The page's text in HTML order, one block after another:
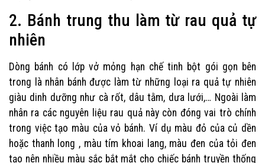
2. Bánh trung thu làm từ rau quả tự
nhiên
Dòng bánh có lớp vở mỏng hạn chế tinh bột gói gọn bên
trong là nhân bánh được làm từ những loại ra quả tự nhiên
giàu dinh dưỡng như cà rốt, dâu tằm, dưa lưới,… Ngoài làm
nhân ra các nguyên liệu rau quả này còn đóng vai trò chính
trong việc tạo màu của vỏ bánh. Ví dụ màu đỏ của củ dền
hoặc thanh long , màu tím khoai lang, màu đen của tỏi đen
tạo nên nhiều màu sắc bắt mắt cho chiếc bánh truyền thống